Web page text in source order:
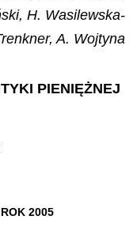
H. Wasilewska-
A. Wojtyna
PIENIĘŻNEJ
2005